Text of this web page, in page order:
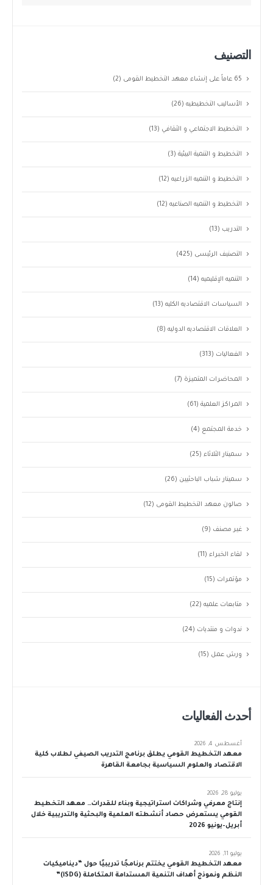
التصنيف
65 عاماً على إنشاء معهد التخطيط القومى (2)
الأساليب التخطيطيه(26)
التخطيط الاجتماعي و الثقافي (13)
التخطيط و التنمية البيئية(3)
التخطيط و التنميه الزراعيه(12)
التخطيط و التنميه الصناعيه(12)
التدريب (13)
التصنيف الرئيسى (425)
التنميه الإقليميه(14)
السياسات الاقتصاديه الكليه(13)
العلاقات الاقتصاديه الدوليه(8)
الفعاليات (313)
المحاضرات المتميزة (7)
المراكز العلمية(61)
خدمة المجتمع (4)
سمينار الثلاثاء(25)
سمينار شباب الباحثيين (26)
صالون معهد التخطيط القومى (12)
غير مصنف (9)
لقاء الخبراء(11)
مؤتمرات (15)
متابعات علميه(22)
ندوات و منتديات (24)
ورش عمل (15)
أحدث الفعاليات
معهد التخطيط القومي يطلق برنامج التدريب الصيفي لطلاب كلية
الاقتصاد والعلوم السياسية بجامعة القاهرة
أغسطس 4, 2026
إنتاج معرفي وشراكات استراتيجية وبناء للقدرات… معهد التخطيط
القومي يستعرض حصاد أنشطته العلمية والبحثية والتدريبية خلال
أبريل–يونيو 2026
يوليو 28, 2026
معهد التخطيط القومي يختتم برنامجًا تدريبيًا حول “ديناميكيات
النظم ونموذج أهداف التنمية المستدامة المتكاملة (iSDG)”
يوليو 11, 2026